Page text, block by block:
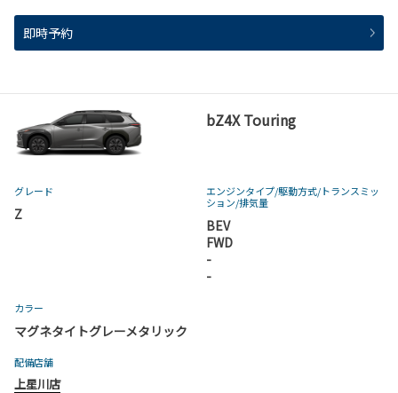
即時予約
bZ4X Touring
グレード
Z
エンジンタイプ/駆動方式/トランスミッ
ション/排気量
BEV
FWD
-
-
カラー
マグネタイトグレーメタリック
配備店舗
上星川店